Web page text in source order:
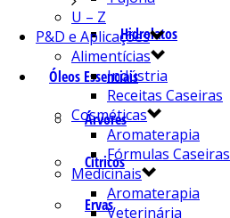
Hidrolatos
Óleos Essenciais
Árvores
Cítricos
Ervas
U – Z
P&D e Aplicações
Alimentícias
Indústria
Receitas Caseiras
Cosméticas
Aromaterapia
Fórmulas Caseiras
Medicinais
Aromaterapia
Veterinária